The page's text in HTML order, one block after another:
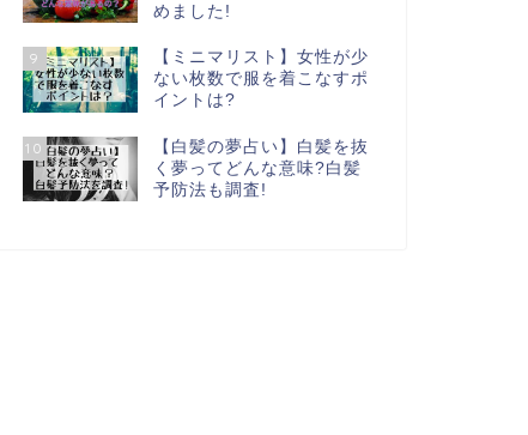
めました!
9
【ミニマリスト】女性が少
ない枚数で服を着こなすポ
イントは?
10
【白髪の夢占い】白髪を抜
く夢ってどんな意味?白髪
予防法も調査!